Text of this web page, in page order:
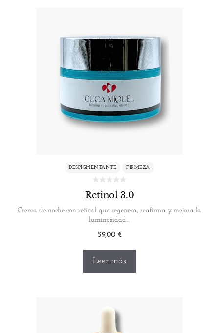
DESPIGMENTANTE FIRMEZA
Retinol 3.0
Crema de noche con retinol que regenera, reafirma y mejora la
luminosidad…
59,00 €
Leer más